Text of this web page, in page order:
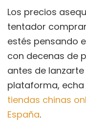
Los precios
tentador
estés pensando
con decenas de
antes de
plataforma, echa
tiendas chinas
España.